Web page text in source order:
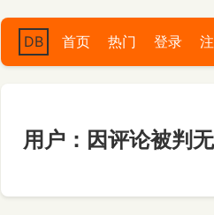
DB 首页 热门 登录
用户：因评论被判